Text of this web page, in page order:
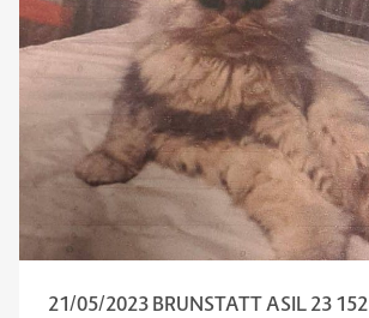
21/05/2023 BRUNSTATT ASIL 23 152